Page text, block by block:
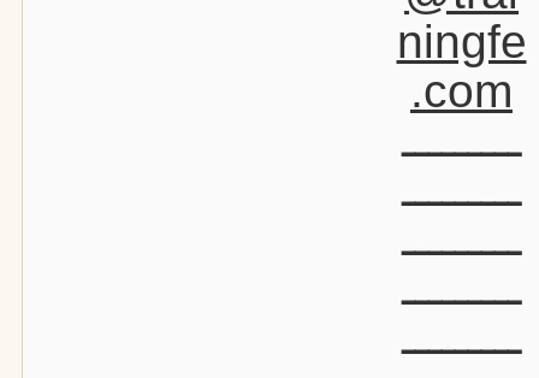
ningfe
.com
ـــــــــ
ـــــــــ
ـــــــــ
ـــــــــ
ـــــــــ